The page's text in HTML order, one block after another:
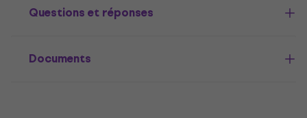
Questions et réponses
Documents